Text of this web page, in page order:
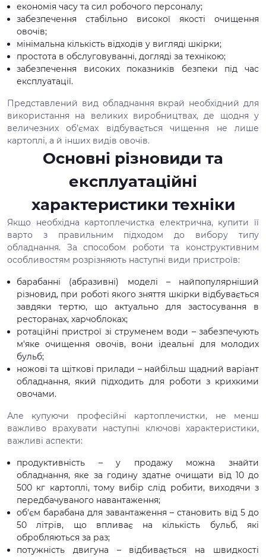
економія часу та сил робочого персоналу;
забезпечення стабільно високої якості очищення
овочів;
мінімальна кількість відходів у вигляді шкірки;
простота в обслуговуванні, догляді за технікою;
забезпечення високих показників безпеки під час
експлуатації.
Представлений вид обладнання вкрай необхідний для
використання на великих виробництвах, де щодня у
величезних об’ємах відбувається чищення не лише
картоплі, а й інших видів овочів.
Основні різновиди та
експлуатаційні
характеристики техніки
Якщо необхідна картоплечистка електрична, купити її
варто з правильним підходом до вибору типу
обладнання. За способом роботи та конструктивним
особливостям розрізняють наступні види пристроїв:
барабанні (абразивні) моделі – найпопулярніший
різновид, при роботі якого зняття шкірки відбувається
завдяки тертю, що актуально для застосування в
ресторанах, харчоблоках;
ротаційні пристрої зі струменем води – забезпечують
м'яке очищення овочів, вони ідеальні для молодих
бульб;
ножові та щіткові прилади – найбільш щадний варіант
обладнання, який підходить для роботи з крихкими
овочами.
Але купуючи професійні картоплечистки, не менш
важливо врахувати наступні ключові характеристики,
важливі аспекти:
продуктивність – у продажу можна знайти
обладнання, яке за годину здатне очищати від 10 до
500 кг картоплі, тому вибір слід робити, виходячи з
передбачуваного навантаження;
об'єм барабана для завантаження – становить від 5 до
50 літрів, що впливає на кількість бульб, які
обробляються за раз;
потужність двигуна – відбивається на швидкості